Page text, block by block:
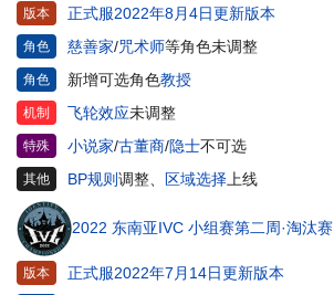
版本 正式服2022年8月4日更新版本
角色 慈善家/咒术师等角色未调整
角色 新增可选角色教授
机制 飞轮效应未调整
特殊 小说家/古董商/隐士不可选
其他 BP规则调整、 区域选择 上线
2022 东南亚IVC 小组赛第二周·淘汰赛
版本 正式服2022年7月14日更新版本